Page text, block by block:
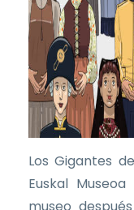
Los Gigantes
Euskal